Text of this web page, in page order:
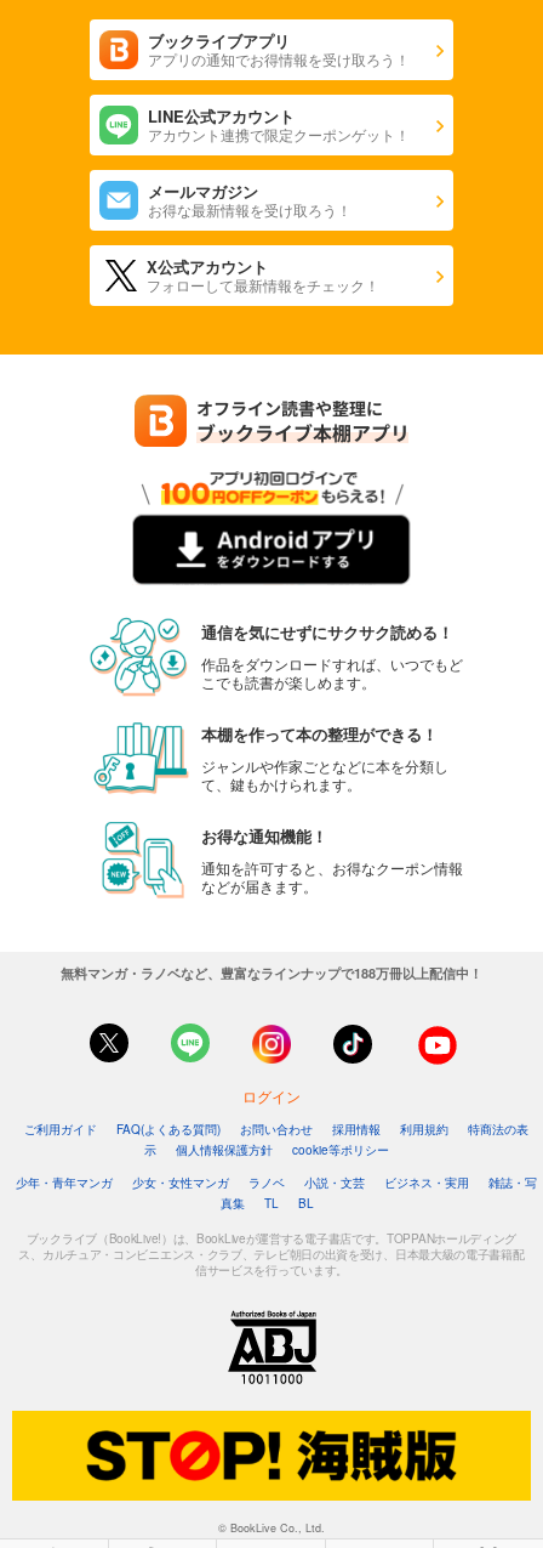
ブックライブアプリ
アプリの通知でお得情報を受け取ろう！
LINE公式アカウント
アカウント連携で限定クーポンゲット！
メールマガジン
お得な最新情報を受け取ろう！
X公式アカウント
フォローして最新情報をチェック！
通信を気にせずにサクサク読める！
作品をダウンロードすれば、いつでもど
こでも読書が楽しめます。
本棚を作って本の整理ができる！
ジャンルや作家ごとなどに本を分類し
て、鍵もかけられます。
お得な通知機能！
通知を許可すると、お得なクーポン情報
などが届きます。
無料マンガ・ラノベなど、豊富なラインナップで188万冊以上配信中！
ログイン
ご利用ガイド FAQ(よくある質問) お問い合わせ 採用情報 利用規約
特商法の表
示
個人情報保護方針
cookie等ポリシー
少年・青年マンガ
少女・女性マンガ ラノベ 小説・文芸 ビジネス・実用
雑誌・写
真集
TL BL
ブックライブ（BookLive!）は、BookLiveが運営する電子書店です。TOPPANホールディング
ス、カルチュア・コンビニエンス・クラブ、テレビ朝日の出資を受け、日本最大級の電子書籍配
信サービスを行っています。
© BookLive Co., Ltd.